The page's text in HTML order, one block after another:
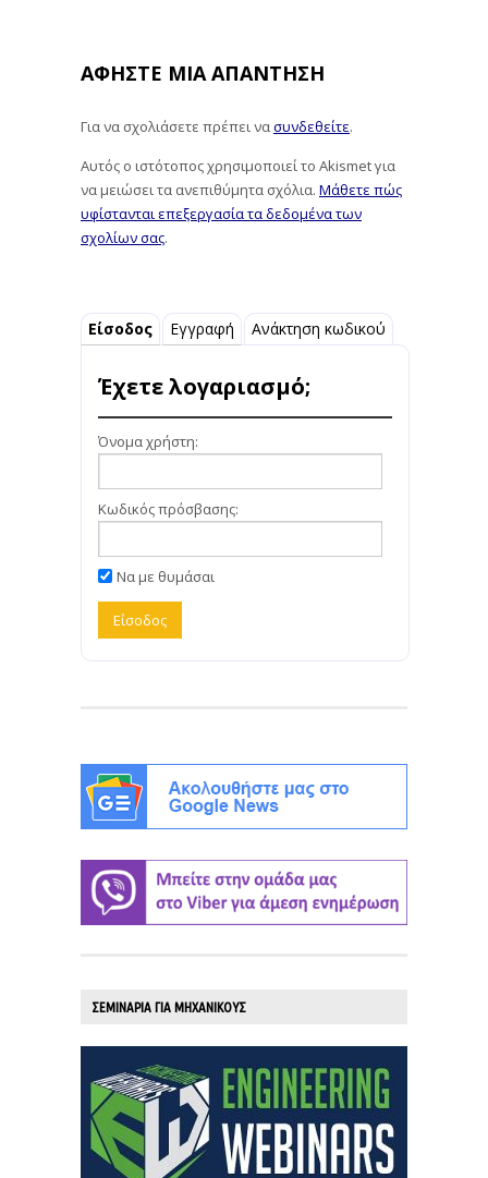
ΑΦΉΣΤΕ ΜΙΑ ΑΠΆΝΤΗΣΗ
Για να σχολιάσετε πρέπει νασυνδεθείτε.
Αυτός ο ιστότοπος χρησιμοποιεί το Akismet για
να μειώσει τα ανεπιθύμητα σχόλια. Μάθετε πώς
υφίστανται επεξεργασία τα δεδομένα των
σχολίων σας.
Είσοδος Εγγραφή Ανάκτηση κωδικού
Έχετε λογαριασμό;
Όνομα χρήστη:
Κωδικός πρόσβασης:
Να με θυμάσαι
ΣΕΜΙΝΑΡΙΑ ΓΙΑ ΜΗΧΑΝΙΚΟΥΣ